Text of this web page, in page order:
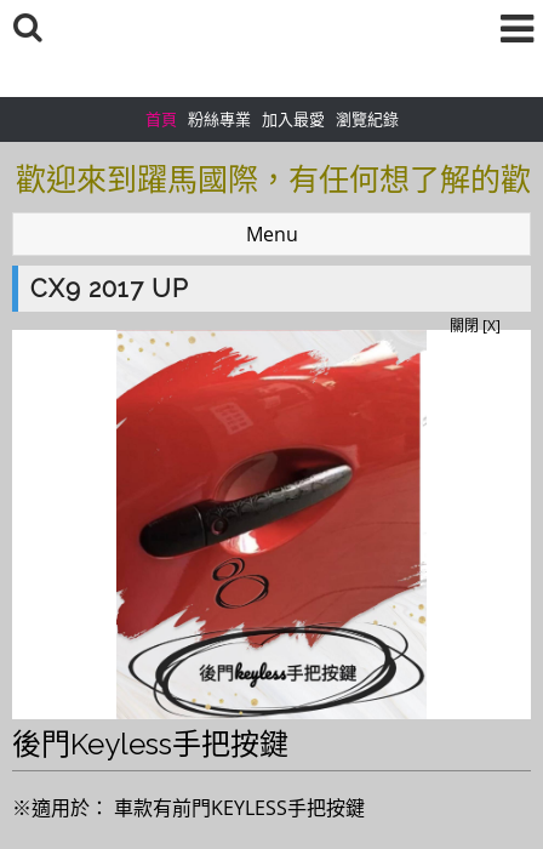
首頁 粉絲專業 加入最愛 瀏覽紀錄
歡迎來到躍馬國際，有任何想了解的歡
迎加入＠官方帳號：＠tof5459i 聯繫電
話0925166083
歡迎來到躍馬國際，有任何想了解的歡
迎加入＠官方帳號：＠tof5459i 聯繫電
話0925166083
Menu
CX9 2017 UP
後門Keyless手把按鍵
※適用於： 車款有前門KEYLESS手把按鍵
關閉 [X]